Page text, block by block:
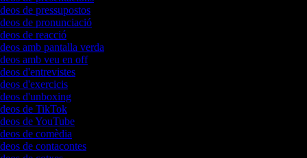
de pressupostos
de pronunciació
de reacció
amb pantalla verda
amb veu en off
d'entrevistes
d'exercicis
d'unboxing
de TikTok
de YouTube
de comèdia
de contacontes